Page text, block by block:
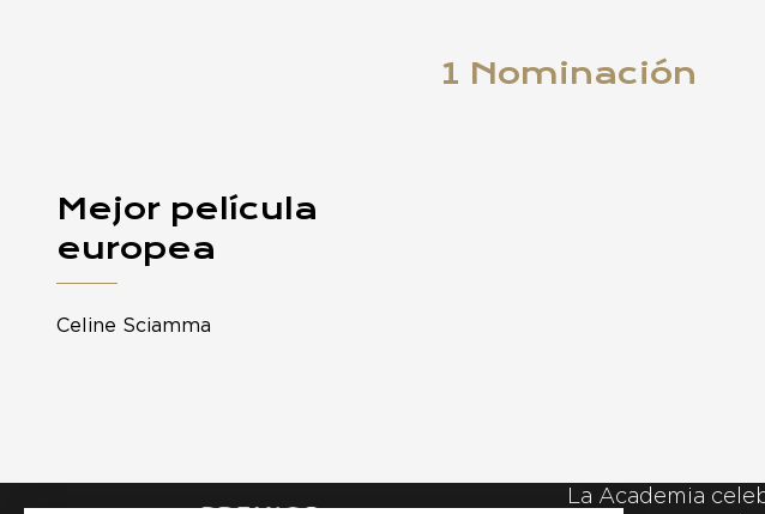
1 Nominación
Mejor película
europea
Celine Sciamma
La Academia